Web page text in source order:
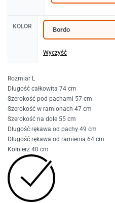
KOLOR
Wyczyść
Rozmiar L
Długość całkowita 74 cm
Szerokość pod pachami 57 cm
Szerokość w ramionach 47 cm
Szerokość na dole 55 cm
Długość rękawa od pachy 49 cm
Długość rękawa od ramienia 64 cm
Kołnierz 40 cm